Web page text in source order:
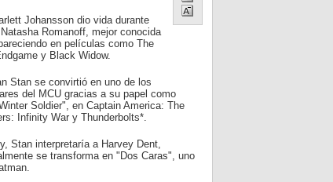
Johansson dio vida durante
Romanoff, mejor conocida
en películas como The
y Black Widow.
Stan se convirtió en uno de los
del MCU gracias a su papel como
Soldier", en Captain America: The
Infinity War y Thunderbolts*.
Stan interpretaría a Harvey Dent,
se transforma en "Dos Caras", uno